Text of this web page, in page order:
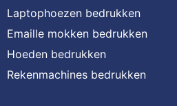
Laptophoezen bedrukken
Emaille mokken bedrukken
Hoeden bedrukken
Rekenmachines bedrukken